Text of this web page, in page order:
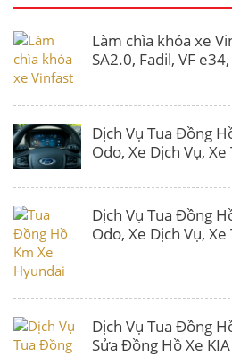
Làm chìa khóa xe
SA2.0, Fadil, VF
Dịch Vụ Tua Đồng
Odo, Xe Dịch Vụ, Xe
Dịch Vụ Tua Đồng
Odo, Xe Dịch Vụ, Xe
Dịch Vụ Tua Đồng
Sửa Đồng Hồ Xe KIA